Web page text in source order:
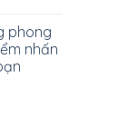
phong
nhấn